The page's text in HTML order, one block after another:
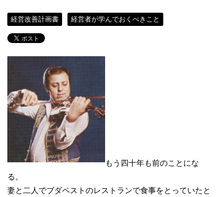
経営改善計画書 経営者が学んでおくべきこと
もう四十年も前のことにな
る。
妻と二人でブダペストのレストランで食事をとっていたと